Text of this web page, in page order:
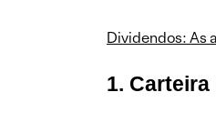
Dividendos: As
1.